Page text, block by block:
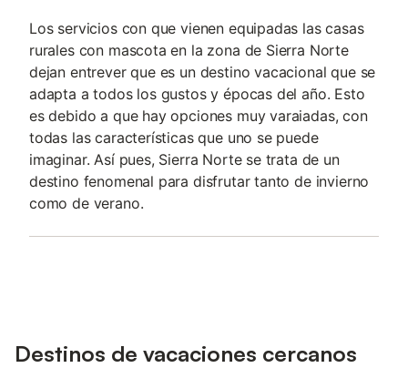
Los servicios con que vienen equipadas las casas
rurales con mascota en la zona de Sierra Norte
dejan entrever que es un destino vacacional que se
adapta a todos los gustos y épocas del año. Esto
es debido a que hay opciones muy varaiadas, con
todas las características que uno se puede
imaginar. Así pues, Sierra Norte se trata de un
destino fenomenal para disfrutar tanto de invierno
como de verano.
Destinos de vacaciones cercanos